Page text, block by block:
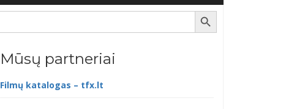
Search Button
Mūsų partneriai
Filmų katalogas – tfx.lt